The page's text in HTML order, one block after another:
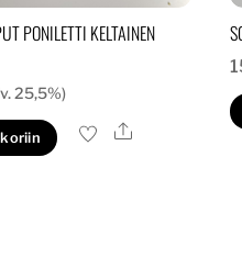
PONILETTI KELTAINEN
25,5%)
Ale